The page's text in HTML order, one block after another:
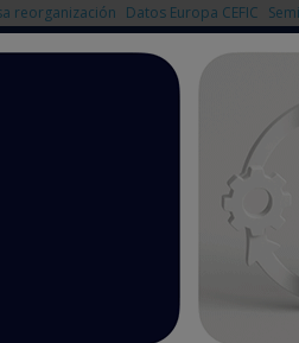
reorganización Datos Europa CEFIC